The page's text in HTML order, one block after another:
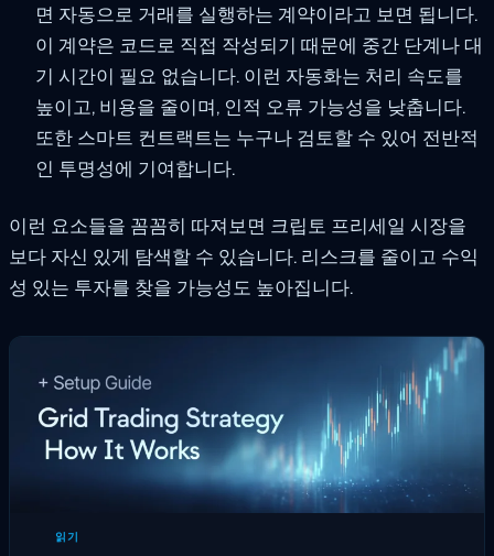
면 자동으로 거래를 실행하는 계약이라고 보면 됩니다.
이 계약은 코드로 직접 작성되기 때문에 중간 단계나 대
기 시간이 필요 없습니다. 이런 자동화는 처리 속도를
높이고, 비용을 줄이며, 인적 오류 가능성을 낮춥니다.
또한 스마트 컨트랙트는 누구나 검토할 수 있어 전반적
인 투명성에 기여합니다.
이런 요소들을 꼼꼼히 따져보면 크립토 프리세일 시장을
보다 자신 있게 탐색할 수 있습니다. 리스크를 줄이고 수익
성 있는 투자를 찾을 가능성도 높아집니다.
읽기